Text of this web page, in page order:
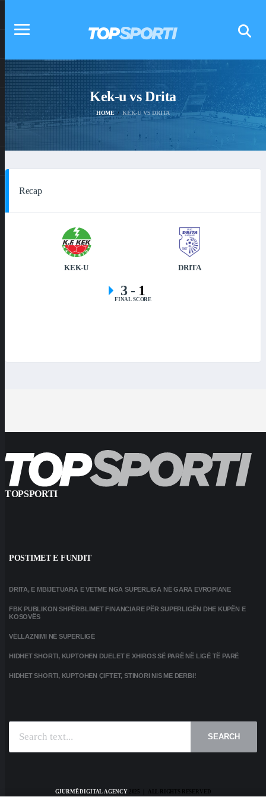
Kek-u vs Drita
HOME KEK-U VS DRITA
Recap
KEK-U DRITA
3- 1
FINAL SCORE
TOPSPORTI
POSTIMET E FUNDIT
DRITA, E MBIJETUARA E VETME NGA SUPERLIGA NË GARA EVROPIANE
FBK PUBLIKON SHPËRBLIMET FINANCIARE PËR SUPERLIGËN DHE KUPËN E
KOSOVËS
VËLLAZNIMI NË SUPERLIGË
HIDHET SHORTI, KUPTOHEN DUELET E XHIROS SË PARË NË LIGË TË PARË
HIDHET SHORTI, KUPTOHEN ÇIFTET, STINORI NIS ME DERBI!
SEARCH
GJURMË DIGITAL AGENCY2025 | ALL RIGHTS RESERVED